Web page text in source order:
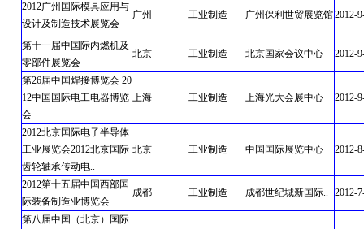
2012广州国际模具应用与
设计及制造技术展览会
广州 工业制造 广州保利世贸展览馆2012-
第十一届中国际内燃机及
零部件展览会
北京 工业制造 北京国家会议中心 2012-
第26届中国焊接博览会 20
12中国国际电工电器博览
会
上海 工业制造 上海光大会展中心 2012-
2012北京国际电子半导体
工业展览会2012北京国际
齿轮轴承传动电..
北京 工业制造 中国国际展览中心 2012-
2012第十五届中国西部国
际装备制造业博览会
成都 工业制造 成都世纪城新国际.. 2012-
第八届中国（北京）国际